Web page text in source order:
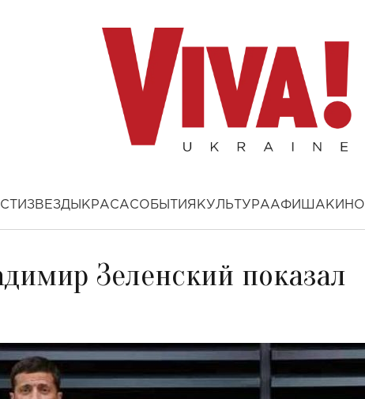
ЗВЕЗДЫ КРАСАСОБЫТИЯ КУЛЬТУРААФИША КИНО
Зеленский показал